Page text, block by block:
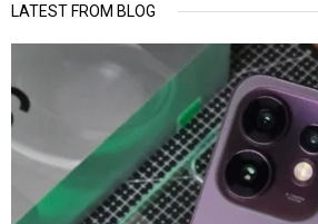
LATEST FROM BLOG